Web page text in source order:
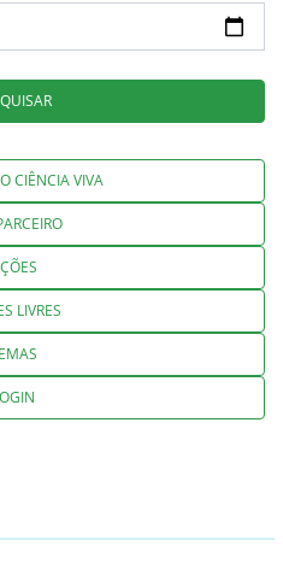
CIÊNCIA VIVA
LIVRES